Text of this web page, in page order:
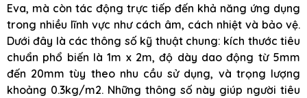
Eva, mà còn tác động trực tiếp đến khả năng ứng dụng
trong nhiều lĩnh vực như cách âm, cách nhiệt và bảo vệ.
Dưới đây là các thông số kỹ thuật chung: kích thước tiêu
chuẩn phổ biến là 1m x 2m, độ dày dao động từ 5mm
đến 20mm tùy theo nhu cầu sử dụng, và trọng lượng
khoảng 0.3kg/m2. Những thông số này giúp người tiêu